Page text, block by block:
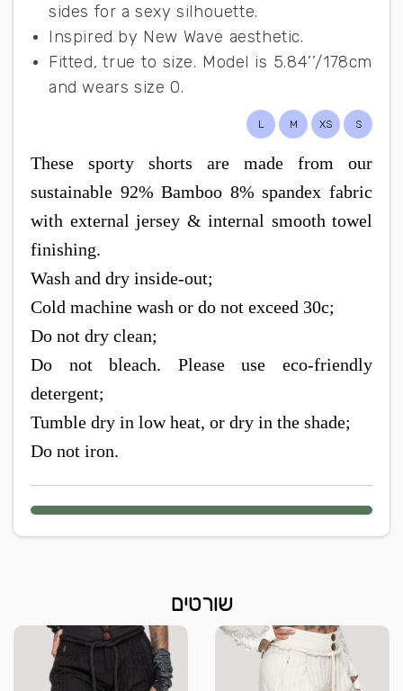
sides for a sexy silhouette.
Inspired by New Wave aesthetic.
Fitted, true to size. Model is 5.84’’/178cm
and wears size 0.
S
XS
M
L
These sporty shorts are made from our
sustainable 92% Bamboo 8% spandex fabric
with external jersey & internal smooth towel
finishing.
Wash and dry inside-out;
Cold machine wash or do not exceed 30c;
Do not dry clean;
Do not bleach. Please use eco-friendly
detergent;
Tumble dry in low heat, or dry in the shade;
Do not iron.
שורטים